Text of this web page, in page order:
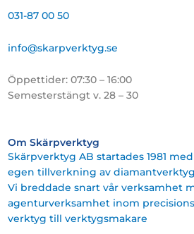
031-87 00 50
info@skarpverktyg.se
Öppettider: 07:30 – 16:00
Semesterstängt v. 28 – 30
Om Skärpverktyg
Skärpverktyg AB startades 1981 med
egen tillverkning av
Vi breddade snart vår verksamhet
agenturverksamhet inom
verktyg till verktygsmakare